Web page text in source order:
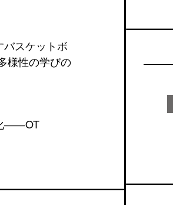
スケットボ
様性の学びの
――OT